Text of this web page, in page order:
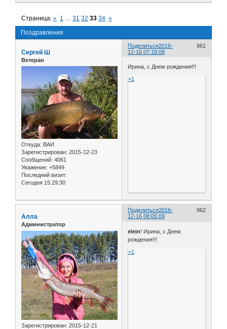
Поздравления
Страница:« 1 … 31 32 33 34 »
Поделиться 961
2016-
12-16 07:18:09
Сергей Ш
Ветеран
Откуда: ВАИ
Зарегистрирован: 2015-12-23
Сообщений: 4061
Уважение: +5849
Последний визит:
Сегодня 15:29:30
Ирина, с Днем рождения!!!
+1
Поделиться 962
2016-
12-16 08:05:09
Алла
Администратор
Зарегистрирован: 2015-12-21
elein! Ирина, с Днем
рождения!!!
+1